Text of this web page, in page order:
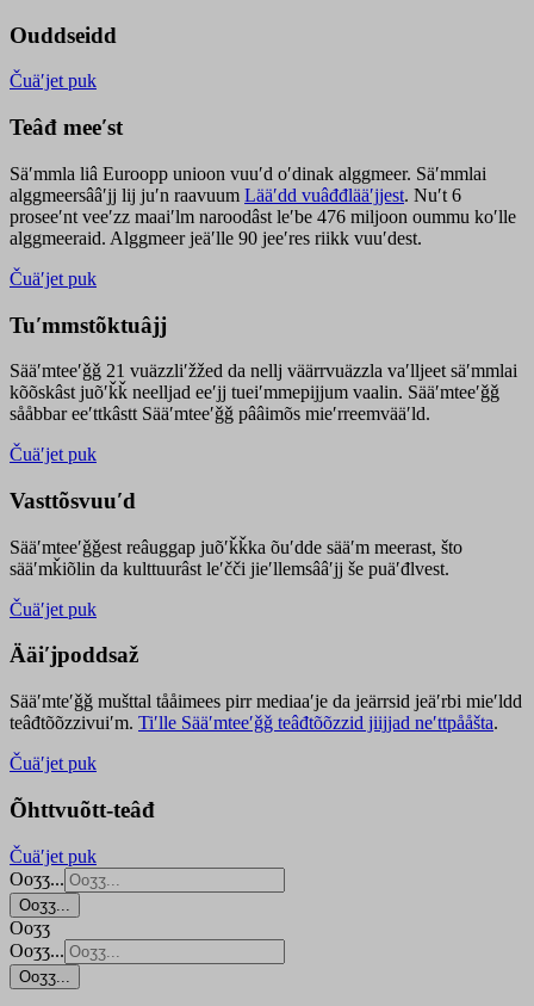
Ouddseidd
Čuäʹjet puk
Teâđ meeʹst
Säʹmmla liâ Euroopp unioon vuuʹd oʹdinak alggmeer. Säʹmmlai
alggmeersââʹjj lij juʹn raavuum Lääʹdd vuâđđlääʹjjest. Nuʹt 6
proseeʹnt veeʹzz maaiʹlm naroodâst leʹbe 476 miljoon oummu koʹlle
alggmeeraid. Alggmeer jeäʹlle 90 jeeʹres riikk vuuʹdest.
Čuäʹjet puk
Tuʹmmstõktuâjj
Sääʹmteeʹǧǧ 21 vuäzzliʹžžed da nellj väärrvuäzzla vaʹlljeet säʹmmlai
kõõskâst juõʹǩǩ neelljad eeʹjj tueiʹmmepijjum vaalin. Sääʹmteeʹǧǧ
sååbbar eeʹttkâstt Sääʹmteeʹǧǧ pââimõs mieʹrreemvääʹld.
Čuäʹjet puk
Vasttõsvuuʹd
Sääʹmteeʹǧǧest reâuggap juõʹǩǩka õuʹdde sääʹm meerast, što
sääʹmǩiõlin da kulttuurâst leʹčči jieʹllemsââʹjj še puäʹđlvest.
Čuäʹjet puk
Ääiʹjpoddsaž
Sääʹmteʹǧǧ mušttal tååimees pirr mediaaʹje da jeärrsid jeäʹrbi mieʹldd
teâđtõõzzivuiʹm. Tiʹlle Sääʹmteeʹǧǧ teâđtõõzzid jiijjad neʹttpååšta.
Čuäʹjet puk
Õhttvuõtt-teâđ
Čuäʹjet puk
Ooʒʒ...
Ooʒʒ...
Ooʒʒ
Ooʒʒ...
Ooʒʒ...